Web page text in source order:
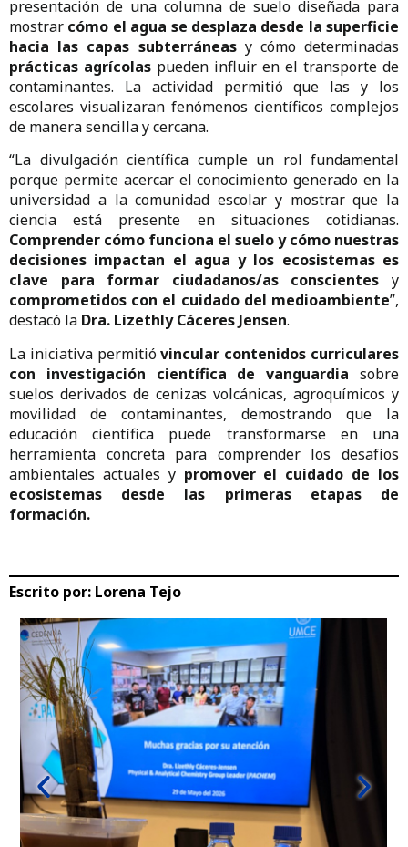
presentación de una columna de suelo diseñada para
mostrar cómo el agua se desplaza desde la superficie
hacia las capas subterráneasy cómo determinadas
prácticas agrícolas pueden influir en el transporte de
contaminantes. La actividad permitió que las y los
escolares visualizaran fenómenos científicos complejos
de manera sencilla y cercana.
“La divulgación científica cumple un rol fundamental
porque permite acercar el conocimiento generado en la
universidad a la comunidad escolar y mostrar que la
ciencia está presente en situaciones cotidianas.
Comprender cómo funciona el suelo y cómo nuestras
decisiones impactan el agua y los ecosistemas es
clave para formar ciudadanos/as conscientes y
comprometidos con el cuidado del medioambiente”,
destacó la Dra. Lizethly Cáceres Jensen.
La iniciativa permitióvincular contenidos curriculares
con investigación científica de vanguardia sobre
suelos derivados de cenizas volcánicas, agroquímicos y
movilidad de contaminantes, demostrando que la
educación científica puede transformarse en una
herramienta concreta para comprender los desafíos
ambientales actuales y promover el cuidado de los
ecosistemas desde las primeras etapas de
formación.
Escrito por: Lorena Tejo